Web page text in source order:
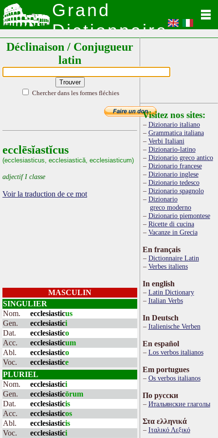
Grand
Dictionnaire
Latin
Déclinaison / Conjugueur
latin
Chercher dans les formes fléchies
ecclēsĭastĭcus
(ecclesiasticus, ecclesiastică, ecclesiasticum)
adjectif I classe
Voir la traduction de ce mot
MASCULIN
SINGULIER
Nom.
ecclesiasticus
Gen.
ecclesiastici
Dat.
ecclesiastico
Acc.
ecclesiasticum
Abl.
ecclesiastico
Voc.
ecclesiastice
PLURIEL
Nom.
ecclesiastici
Gen.
ecclesiasticōrum
Dat.
ecclesiasticis
Acc.
ecclesiasticos
Abl.
ecclesiasticis
Voc.
ecclesiastici
Visitez nos sites:
Dizionario italiano
Grammatica italiana
Verbi Italiani
Dizionario-latino
Dizionario greco antico
Dizionario francese
Dizionario inglese
Dizionario tedesco
Dizionario spagnolo
Dizionario
greco moderno
Dizionario piemontese
Ricette di cucina
Vacanze in Grecia
En français
Dictionnaire Latin
Verbes italiens
In english
Latin Dictionary
Italian Verbs
In Deutsch
Italienische Verben
En español
Los verbos italianos
Em portugues
Os verbos italianos
По русски
Итальянские глаголы
Στα ελληνικά
Ιταλικό Λεξικό